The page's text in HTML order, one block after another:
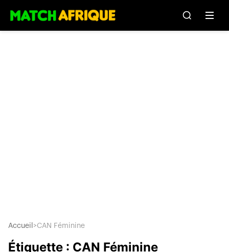
Accueil >CAN Féminine
Étiquette : CAN Féminine